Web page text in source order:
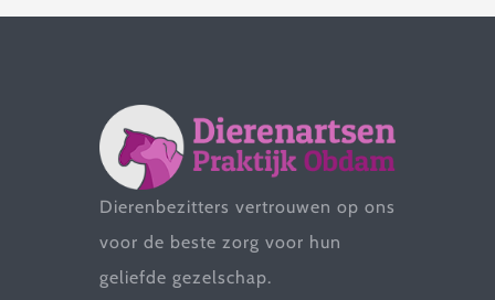
Dierenbezitters vertrouwen op ons
voor de beste zorg voor hun
geliefde gezelschap.